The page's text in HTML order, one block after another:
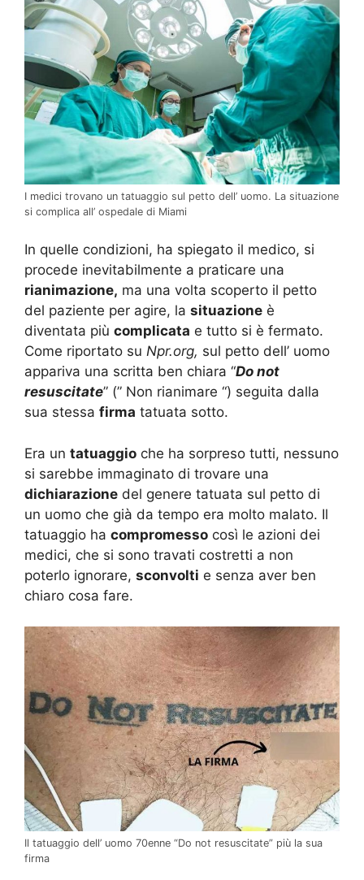
I medici trovano un tatuaggio sul petto dell’ uomo. La situazione
si complica all’ ospedale di Miami
In quelle condizioni, ha spiegato il medico, si
procede inevitabilmente a praticare una
rianimazione, ma una volta scoperto il petto
del paziente per agire, la situazione è
diventata più complicata e tutto si è fermato.
Come riportato su Npr.org, sul petto dell’ uomo
appariva una scritta ben chiara “Do not
resuscitate” (” Non rianimare “) seguita dalla
sua stessa firma tatuata sotto.
Era un tatuaggio che ha sorpreso tutti, nessuno
si sarebbe immaginato di trovare una
dichiarazione del genere tatuata sul petto di
un uomo che già da tempo era molto malato. Il
tatuaggio ha compromesso così le azioni dei
medici, che si sono travati costretti a non
poterlo ignorare, sconvolti e senza aver ben
chiaro cosa fare.
Il tatuaggio dell’ uomo 70enne “Do not resuscitate” più la sua
firma